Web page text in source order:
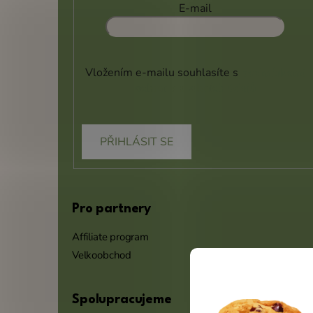
E-mail
Vložením e-mailu souhlasíte s
PŘIHLÁSIT SE
Pro partnery
Affiliate program
Velkoobchod
Spolupracujeme